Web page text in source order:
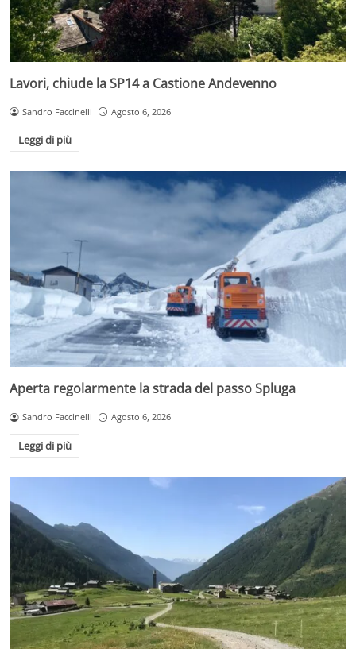
Lavori, chiude la SP14 a Castione Andevenno
Sandro Faccinelli Agosto 6, 2026
Leggi di più
Aperta regolarmente la strada del passo Spluga
Sandro Faccinelli Agosto 6, 2026
Leggi di più